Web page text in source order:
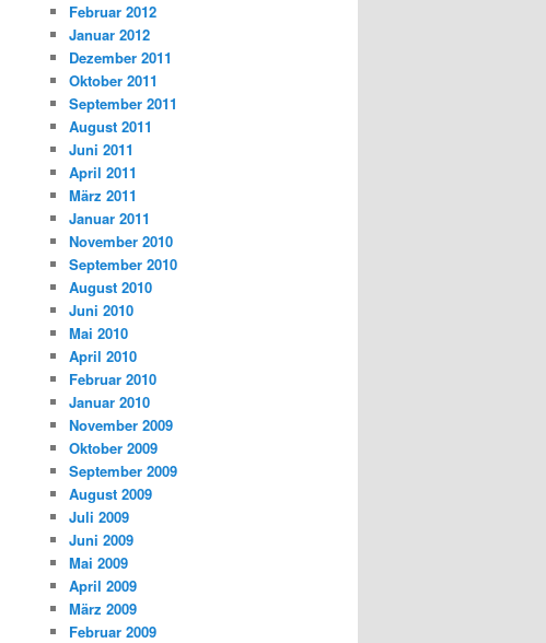
Februar 2012
Januar 2012
Dezember 2011
Oktober 2011
September 2011
August 2011
Juni 2011
April 2011
März 2011
Januar 2011
November 2010
September 2010
August 2010
Juni 2010
Mai 2010
April 2010
Februar 2010
Januar 2010
November 2009
Oktober 2009
September 2009
August 2009
Juli 2009
Juni 2009
Mai 2009
April 2009
März 2009
Februar 2009